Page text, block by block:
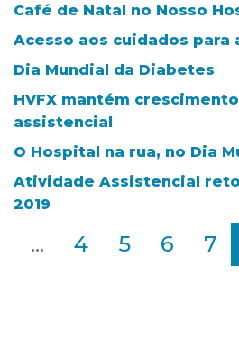
Café de Natal no Nosso
Acesso aos cuidados para
Dia Mundial da Diabetes
HVFX mantém
assistencial
O Hospital na rua, no Dia
Atividade Assistencial
2019
... 4 5 6 7